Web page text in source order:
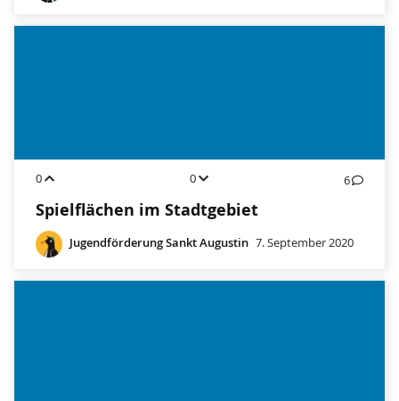
0 0 6
Spielflächen im Stadtgebiet
Jugendförderung Sankt Augustin 7. September 2020